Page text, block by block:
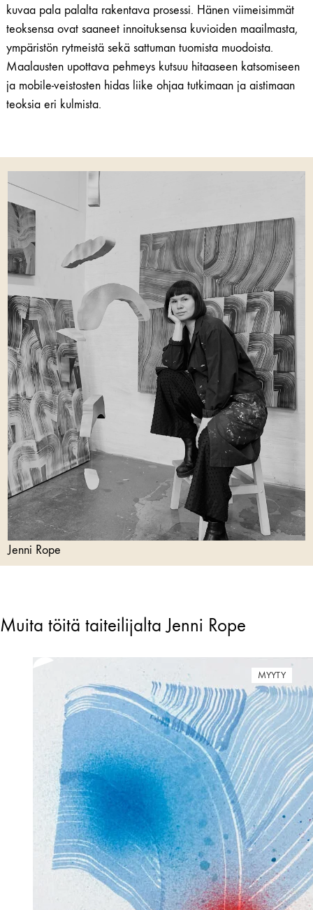
kuvaa pala palalta rakentava prosessi. Hänen viimeisimmät
teoksensa ovat saaneet innoituksensa kuvioiden maailmasta,
ympäristön rytmeistä sekä sattuman tuomista muodoista.
Maalausten upottava pehmeys kutsuu hitaaseen katsomiseen
ja mobile-veistosten hidas liike ohjaa tutkimaan ja aistimaan
teoksia eri kulmista.
Jenni Rope
Muita töitä taiteilijalta Jenni Rope
MYYTY